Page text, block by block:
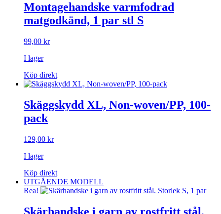
Montagehandske varmfodrad
matgodkänd, 1 par stl S
99,00 kr
I lager
Köp direkt
Skäggskydd XL, Non-woven/PP, 100-
pack
129,00 kr
I lager
Köp direkt
UTGÅENDE MODELL
Rea!